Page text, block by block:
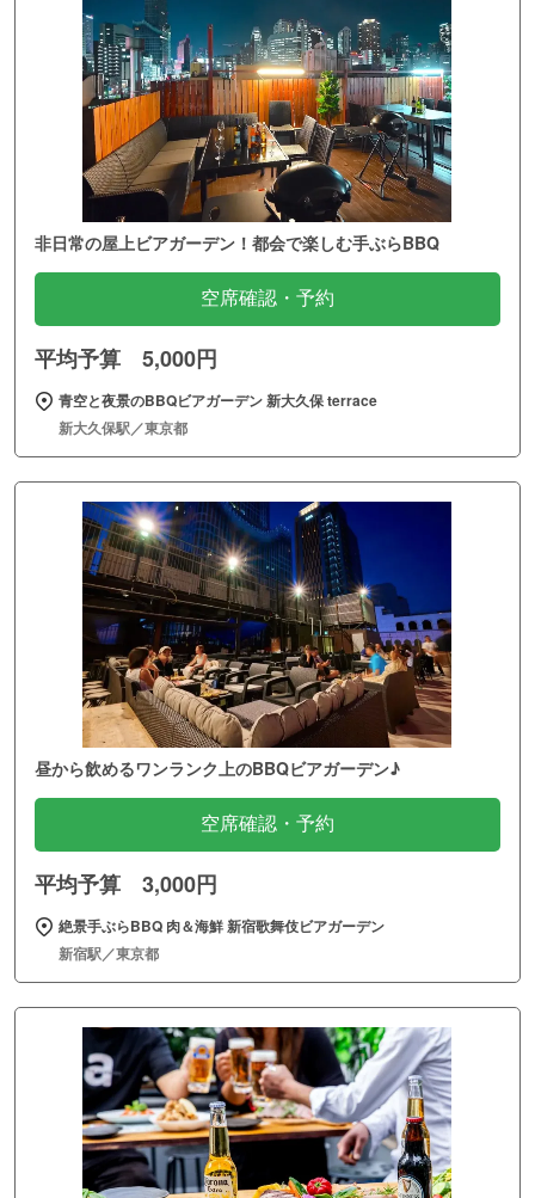
非日常の屋上ビアガーデン！都会で楽しむ手ぶらBBQ
空席確認・予約
平均予算 5,000円
青空と夜景のBBQビアガーデン 新大久保 terrace
新大久保駅／東京都
昼から飲めるワンランク上のBBQビアガーデン♪
空席確認・予約
平均予算 3,000円
絶景手ぶらBBQ 肉＆海鮮 新宿歌舞伎ビアガーデン
新宿駅／東京都